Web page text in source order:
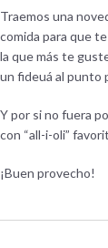
Traemos una
comida para que
la que más te
un fideuá al punto
Y por si no fuera
con “all-i-oli”
¡Buen provecho!